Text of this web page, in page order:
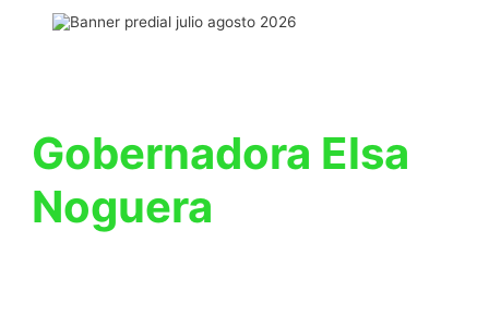
Gobernadora Elsa
Noguera